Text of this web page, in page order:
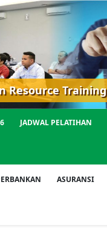
Training
JADWAL PELATIHAN
ASURANSI